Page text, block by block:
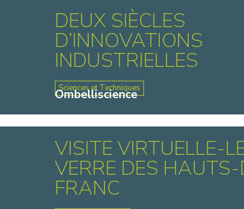
DEUX SIÈCLES
D’INNOVATIONS
INDUSTRIELLES
Ombelliscience
Sciences et Techniques
VISITE VIRTUELLE-
VERRE DES
FRANC